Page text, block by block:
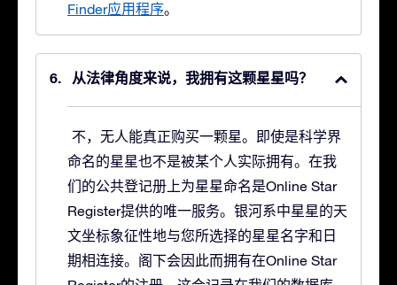
Finder应用程序。
从法律角度来说，我拥有这颗星星吗？
不，无人能真正购买一颗星。即使是科学界
命名的星星也不是被某个人实际拥有。在我
们的公共登记册上为星星命名是Online Star
Register提供的唯一服务。银河系中星星的天
文坐标象征性地与您所选择的星星名字和日
期相连接。阁下会因此而拥有在Online Star